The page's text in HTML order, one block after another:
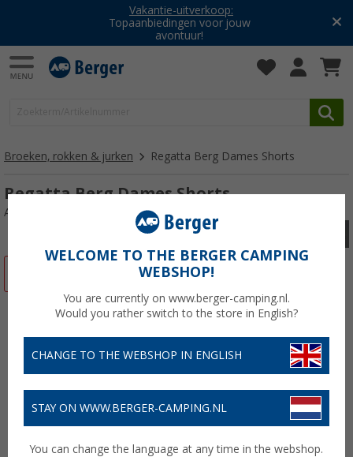
Vakantie-uitverkoop:
Topaanbiedingen voor jouw
avontuur!
Broeken, rokken & jurken Regatta Berg Dames Shorts
Regatta Berg Dames Shorts
Artikelnr: 41627346
WELCOME TO THE BERGER CAMPING
WEBSHOP!
You are currently on www.berger-camping.nl.
Would you rather switch to the store in English?
CHANGE TO THE WEBSHOP IN ENGLISH
STAY ON WWW.BERGER-CAMPING.NL
You can change the language at any time in the webshop.